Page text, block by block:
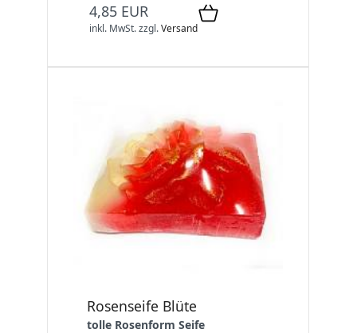
4,85 EUR
inkl. MwSt.zzgl.Versand
Rosenseife Blüte
tolle Rosenform Seife